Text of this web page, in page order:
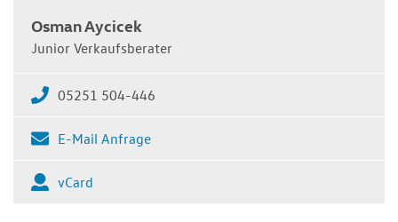
Osman Aycicek
Junior Verkaufsberater
05251 504-446
E-Mail Anfrage
vCard